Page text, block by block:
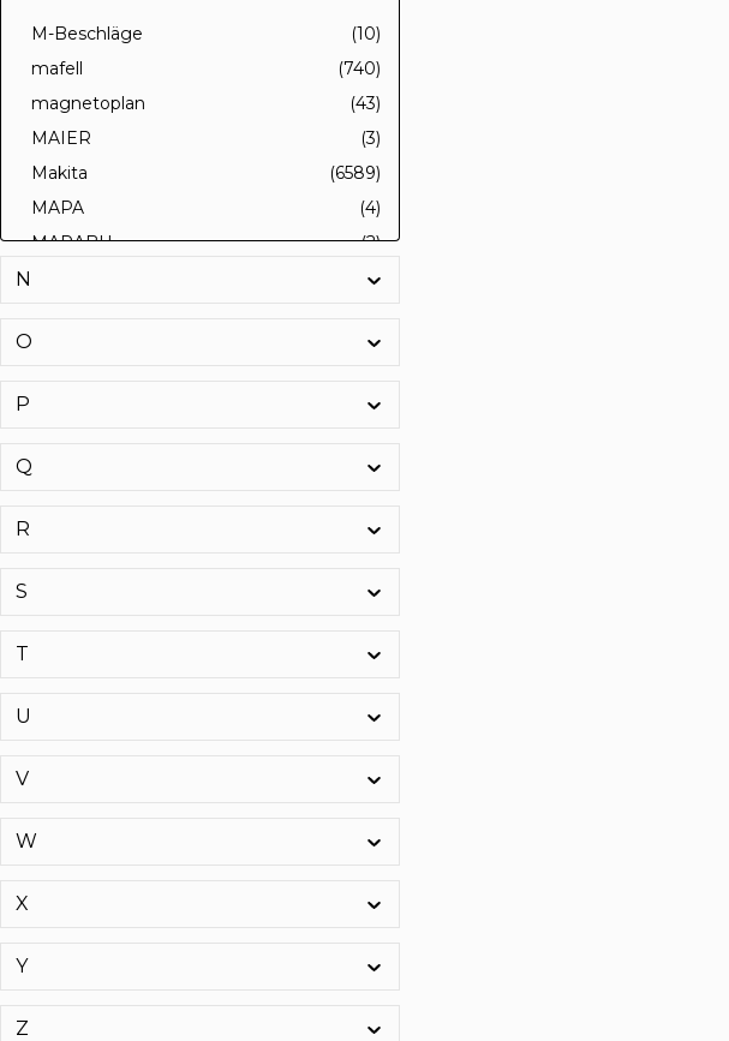
(10)
M-Beschläge
(740)
mafell
(43)
magnetoplan
(3)
MAIER
(6589)
Makita
(4)
MAPA
(2)
MARABU
(12)
(44)
(4)
(6)
(31)
(277)
Metabo
(15)
(2)
N
O
P
Q
R
S
T
U
V
W
X
Y
Z